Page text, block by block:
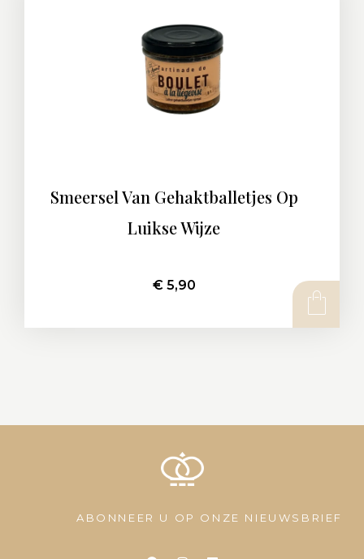
Smeersel Van Gehaktballetjes Op
Luikse Wijze
€5,90
ABONNEER U OP ONZE NIEUWSBRIEF